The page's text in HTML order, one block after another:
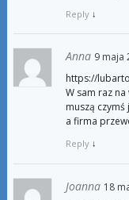
Reply ↓
Anna 9 maja
https://
W sam raz
muszą
a firma
Reply ↓
Joanna 18